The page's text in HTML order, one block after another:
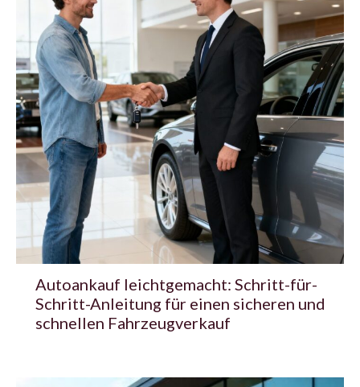
Autoankauf leichtgemacht: Schritt-für-
Schritt-Anleitung für einen sicheren und
schnellen Fahrzeugverkauf